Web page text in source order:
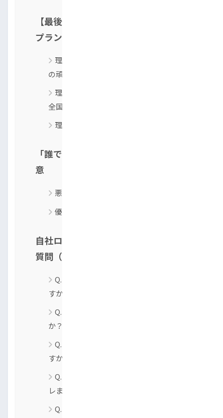
【最後の砦】他社で断られた人が「トッ
プラン」を選ぶ理由
理由1：過去の信用情報よりも「これから
の頑張り」を評価
理由2：来店不要！LINEですべて完結する
全国対応
理由3：豊富な在庫と整備力による安心感
「誰でも通る」を謳う悪徳業者には要注
意
悪徳業者に見られる危険なサイン
優良な販売店を見極めるポイント
自社ローン会社の審査に関するよくある
質問（Q&A）
Q. 自己破産したばかりですが申し込めま
すか？
Q. パート・アルバイトでも大丈夫です
か？
Q. 自社ローンに落ちたらブラック確定で
すか？
Q. 自社ローンに落ちた履歴は他社にもバ
レますか？
Q. 同じ自社ローン店にもう一度申し込ん